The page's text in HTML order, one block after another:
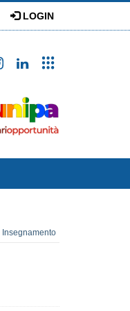
LOGIN
Insegnamento